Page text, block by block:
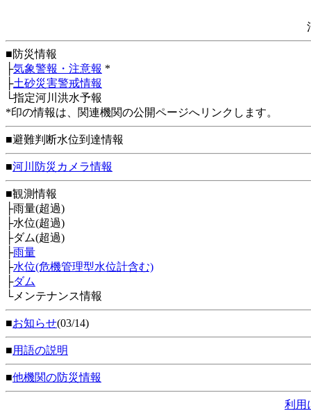
■防災情報
├気象警報・注意報 *
├土砂災害警戒情報
└指定河川洪水予報
*印の情報は、関連機関の公開ページへリンクします。
■避難判断水位到達情報
■河川防災カメラ情報
■観測情報
├雨量(超過)
├水位(超過)
├ダム(超過)
├雨量
├水位(危機管理型水位計含む)
├ダム
└メンテナンス情報
■お知らせ(03/14)
■用語の説明
■他機関の防災情報
利用